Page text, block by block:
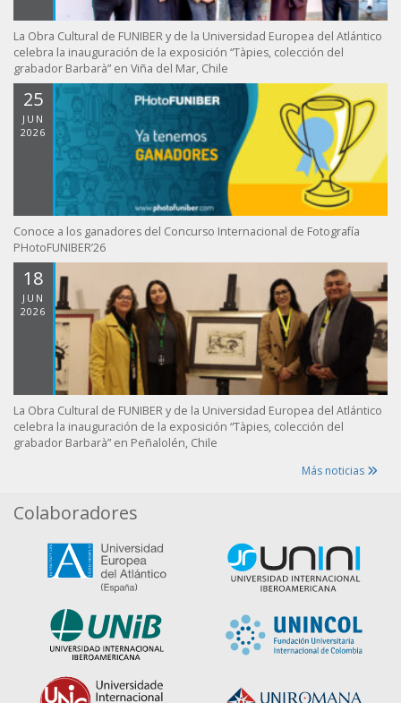
La Obra Cultural de FUNIBER y de la Universidad Europea del Atlántico
celebra la inauguración de la exposición “Tàpies, colección del
grabador Barbarà” en Viña del Mar, Chile
25
JUN
2026
Conoce a los ganadores del Concurso Internacional de Fotografía
PHotoFUNIBER’26
18
JUN
2026
La Obra Cultural de FUNIBER y de la Universidad Europea del Atlántico
celebra la inauguración de la exposición “Tàpies, colección del
grabador Barbarà” en Peñalolén, Chile
Más noticias
Colaboradores